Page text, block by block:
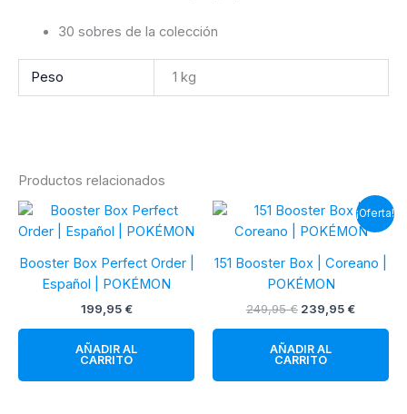
30 sobres de la colección
Peso 1 kg
Productos relacionados
Booster Box Perfect Order |
Español | POKÉMON
199,95 €
AÑADIR AL
CARRITO
¡Oferta!
151 Booster Box | Coreano |
POKÉMON
249,95€ El
era:
239,95 €El
AÑADIR AL
CARRITO